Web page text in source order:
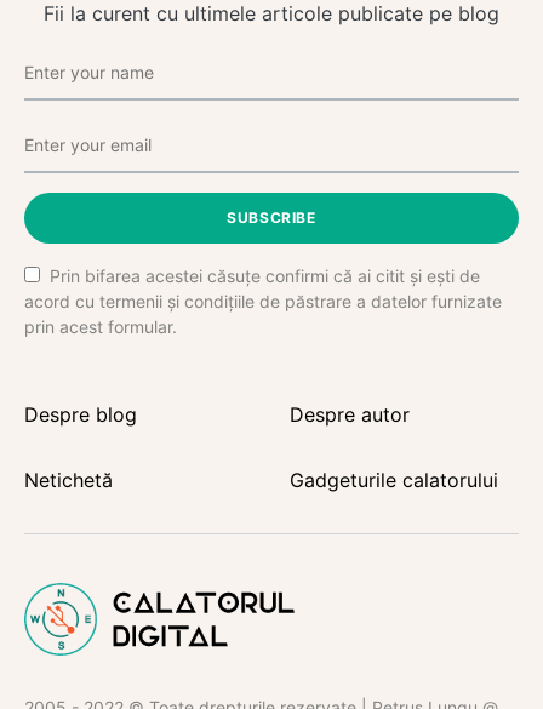
Fii la curent cu ultimele articole publicate pe blog
SUBSCRIBE
Prin bifarea acestei căsuțe confirmi că ai citit și ești de
acord cu termenii și condițiile de păstrare a datelor furnizate
prin acest formular.
Despre blog Despre autor
Netichetă Gadgeturile calatorului